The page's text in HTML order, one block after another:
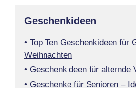
Geschenkideen
• Top Ten Geschenkideen für
Weihnachten
• Geschenkideen für alternde
• Geschenke für Senioren –